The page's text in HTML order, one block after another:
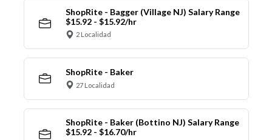
ShopRite - Bagger (Village NJ) Salary Range
$15.92 - $15.92/hr
2 Localidad
ShopRite - Baker
27 Localidad
ShopRite - Baker (Bottino NJ) Salary Range
$15.92 - $16.70/hr